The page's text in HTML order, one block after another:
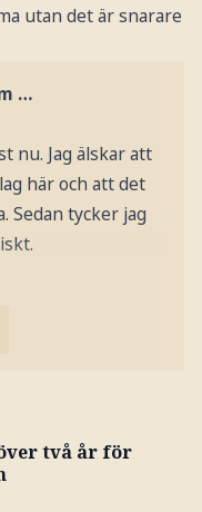
utan det är snarare
…
nu. Jag älskar att
här och att det
Sedan tycker jag
två år för